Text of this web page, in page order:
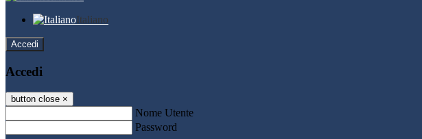
Italiano
Accedi
Accedi
button close ×
Nome Utente
Password